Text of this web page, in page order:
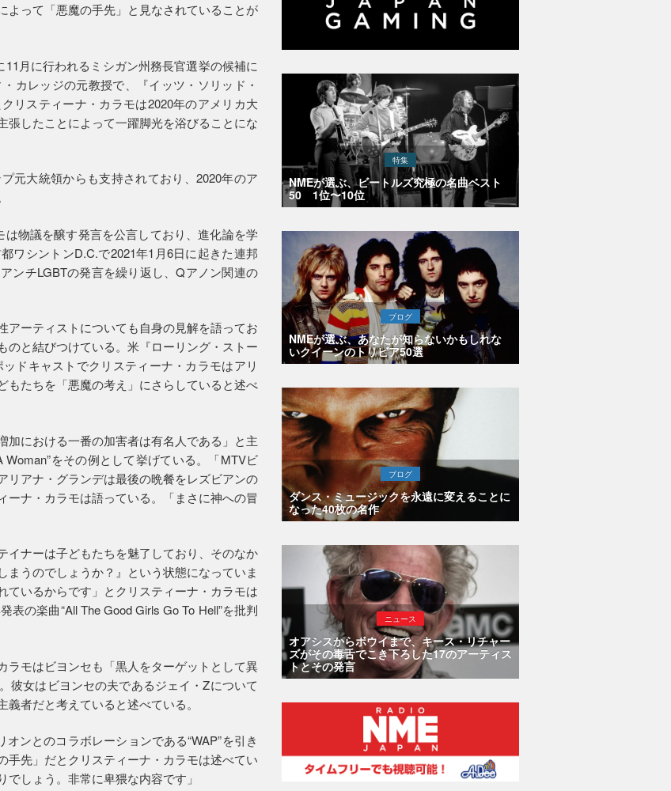
って「悪魔の手先」と見なされていることが
月に行われるミシガン州務長官選挙の候補に
カレッジの元教授で、『イッツ・ソリッド・
リスティーナ・カラモは2020年のアメリカ大
したことによって一躍脚光を浴びることにな
元大統領からも支持されており、2020年のア
物議を醸す発言を公言しており、進化論を学
ワシントンD.C.で2021年1月6日に起きた連邦
ンチLGBTの発言を繰り返し、Qアノン関連の
アーティストについても自身の見解を語ってお
のと結びつけている。米『ローリング・ストー
ドキャストでクリスティーナ・カラモはアリ
もたちを「悪魔の考え」にさらしていると述べ
加における一番の加害者は有名人である」と主
をその例として挙げている。「MTVビ
リアナ・グランデは最後の晩餐をレズビアンの
ナ・カラモは語っている。「まさに神への冒
イナーは子どもたちを魅了しており、そのなか
うのでしょうか？』という状態になっていま
いるからです」とクリスティーナ・カラモは
の楽曲“All The Good Girls Go To Hell”を批判
ラモはビヨンセも「黒人をターゲットとして異
彼女はビヨンセの夫であるジェイ・Zについて
者だと考えていると述べている。
ンとのコラボレーションである“WAP”を引き
先」だとクリスティーナ・カラモは述べてい
しょう。非常に卑猥な内容です」
特集
NMEが選ぶ、ビートルズ究極の名曲ベスト
50 1位〜10位
ブログ
NMEが選ぶ、あなたが知らないかもしれな
いクイーンのトリビア50選
ブログ
ダンス・ミュージックを永遠に変えることに
なった40枚の名作
ニュース
オアシスからボウイまで、キース・リチャー
ズがその毒舌でこき下ろした17のアーティス
トとその発言